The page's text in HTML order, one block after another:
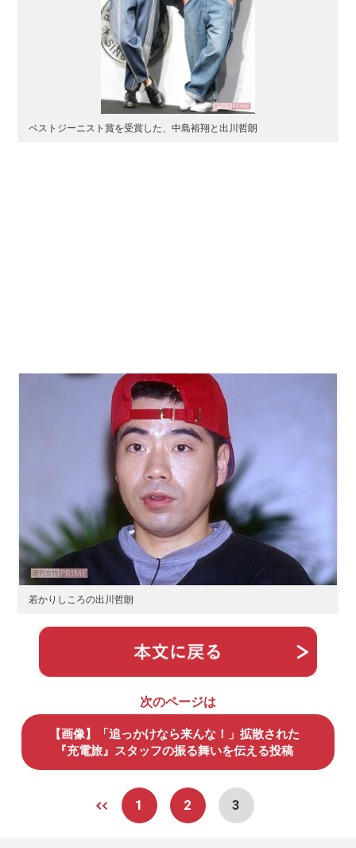
ベストジーニスト賞を受賞した、中島裕翔と出川哲朗
若かりしころの出川哲朗
次のページは
【画像】「追っかけなら来んな！」拡散された
『充電旅』スタッフの振る舞いを伝える投稿
1 2 3